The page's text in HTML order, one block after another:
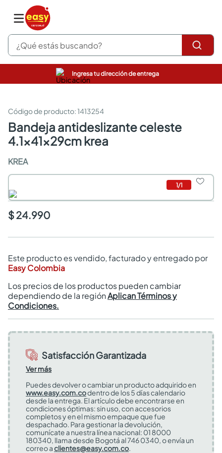
¿Qué estás buscando?
Ingresa tu dirección de entrega
:1413254
bandeja antideslizante celeste
4.1x41x29cm krea
KREA
1/1
$ 24.990
Este producto es vendido, facturado y entregado por
Easy Colombia
Los precios de los productos pueden cambiar
dependiendo de la regiónAplican Términos y
Condiciones.
Satisfacción Garantizada
Ver más
Puedes devolver o cambiar un producto adquirido en
www.easy.com.codentro de los 5 días calendario
desde la entrega. El artículo debe encontrarse en
condiciones óptimas: sin uso, con accesorios
completos y en el mismo empaque que fue
despachado. Para gestionar la devolución,
comunícate a nuestra línea nacional: 01 8000
180340, llama desde Bogotá al 746 0340, o envía un
correo aclientes@easy.com.co.
pinturas
sanitarios
comedor
escritorio
armarios closet
comedores